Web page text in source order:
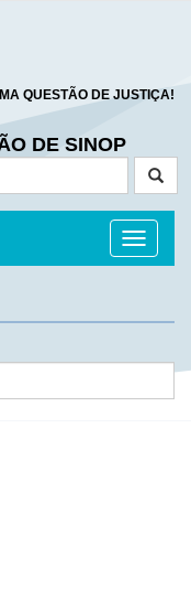
QUESTÃO DE JUSTIÇA!
DE SINOP
Toggle